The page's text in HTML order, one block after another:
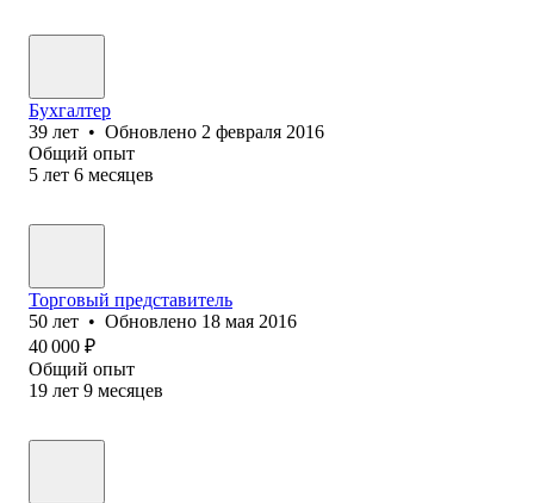
Бухгалтер
39 лет • Обновлено 2 февраля 2016
Общий опыт
5 лет 6 месяцев
Торговый представитель
50 лет • Обновлено 18 мая 2016
40 000 ₽
Общий опыт
19 лет 9 месяцев